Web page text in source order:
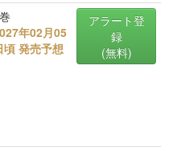
年02月05
頃 発売予想
アラート登
録
(無料)